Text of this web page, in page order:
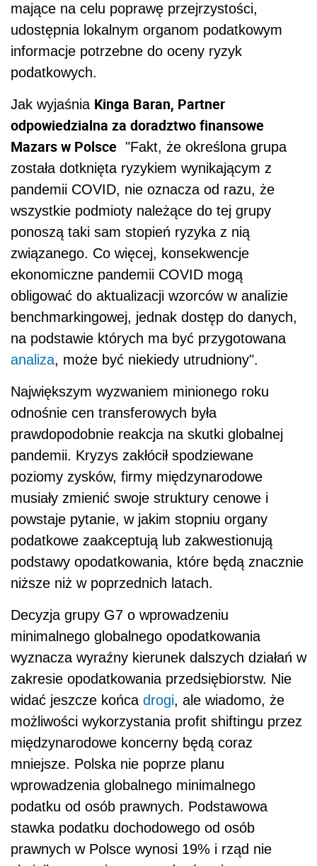
mające na celu poprawę przejrzystości,
udostępnia lokalnym organom podatkowym
informacje potrzebne do oceny ryzyk
podatkowych.
Jak wyjaśnia Kinga Baran, Partner
odpowiedzialna za doradztwo finansowe
Mazars w Polsce "Fakt, że określona grupa
została dotknięta ryzykiem wynikającym z
pandemii COVID, nie oznacza od razu, że
wszystkie podmioty należące do tej grupy
ponoszą taki sam stopień ryzyka z nią
związanego. Co więcej, konsekwencje
ekonomiczne pandemii COVID mogą
obligować do aktualizacji wzorców w analizie
benchmarkingowej, jednak dostęp do danych,
na podstawie których ma być przygotowana
analiza, może być niekiedy utrudniony".
Największym wyzwaniem minionego roku
odnośnie cen transferowych była
prawdopodobnie reakcja na skutki globalnej
pandemii. Kryzys zakłócił spodziewane
poziomy zysków, firmy międzynarodowe
musiały zmienić swoje struktury cenowe i
powstaje pytanie, w jakim stopniu organy
podatkowe zaakceptują lub zakwestionują
podstawy opodatkowania, które będą znacznie
niższe niż w poprzednich latach.
Decyzja grupy G7 o wprowadzeniu
minimalnego globalnego opodatkowania
wyznacza wyraźny kierunek dalszych działań w
zakresie opodatkowania przedsiębiorstw. Nie
widać jeszcze końca drogi, ale wiadomo, że
możliwości wykorzystania profit shiftingu przez
międzynarodowe koncerny będą coraz
mniejsze. Polska nie poprze planu
wprowadzenia globalnego minimalnego
podatku od osób prawnych. Podstawowa
stawka podatku dochodowego od osób
prawnych w Polsce wynosi 19% i rząd nie